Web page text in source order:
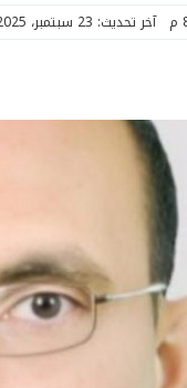
آخر تحديث: 23 سبتمبر، 2025 8:33 م